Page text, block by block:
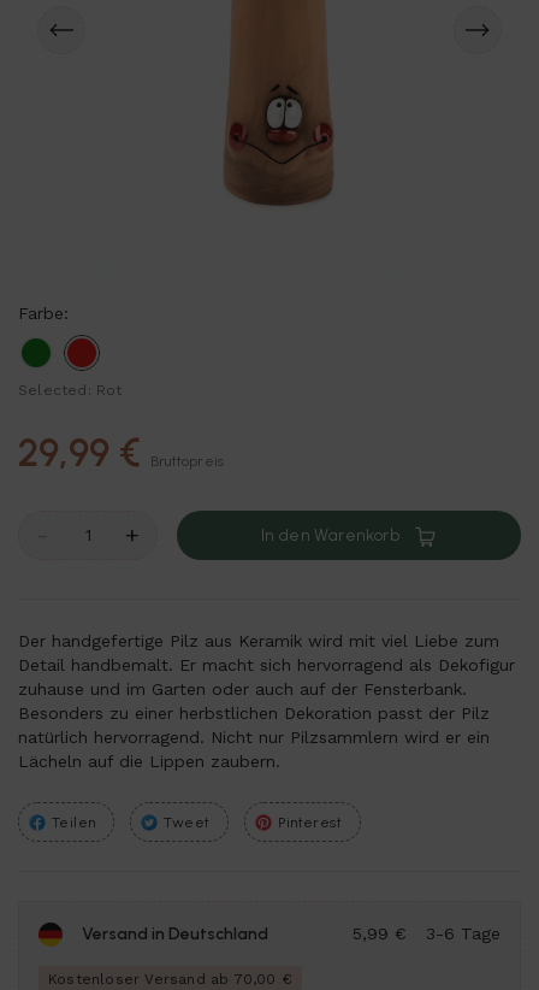
Farbe:
Grün
Rot
Selected: Rot
29,99 € Bruttopreis
+ In den Warenkorb
Der handgefertige Pilz aus Keramik wird mit viel Liebe zum
Detail handbemalt. Er macht sich hervorragend als Dekofigur
zuhause und im Garten oder auch auf der Fensterbank.
Besonders zu einer herbstlichen Dekoration passt der Pilz
natürlich hervorragend. Nicht nur Pilzsammlern wird er ein
Lächeln auf die Lippen zaubern.
Teilen Tweet Pinterest
Versand in Deutschland 3-6 Tage
5,99 €
Kostenloser Versand ab 70,00 €